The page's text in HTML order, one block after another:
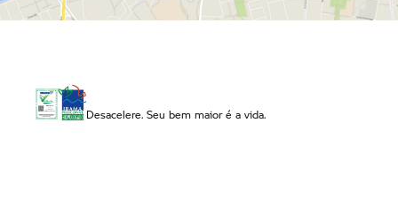
Desacelere. Seu bem maior é a vida.